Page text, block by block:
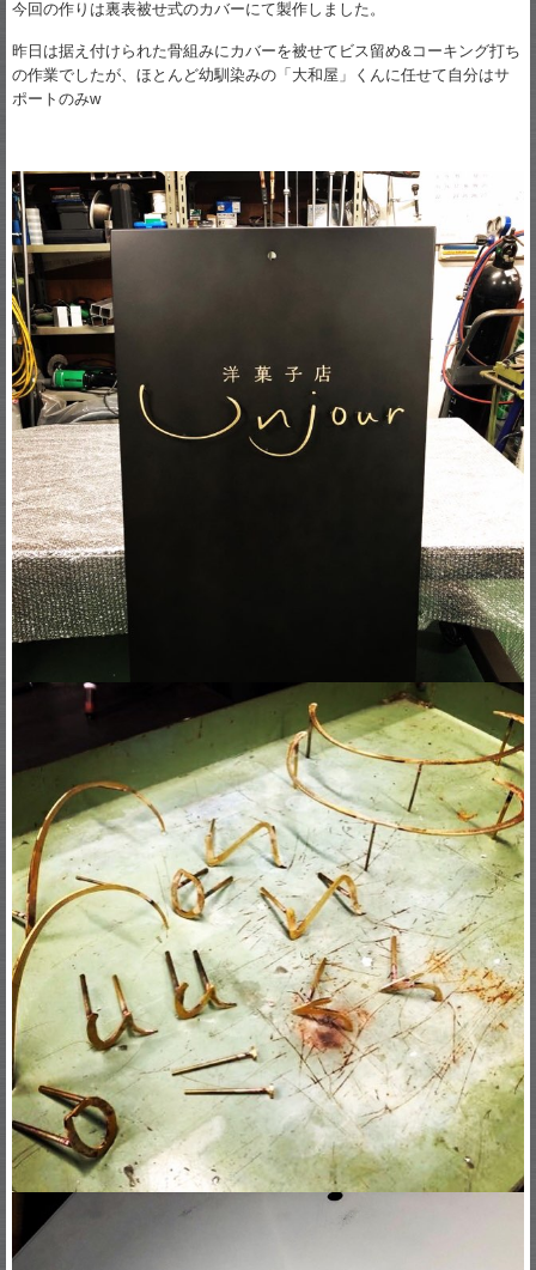
今回の作りは裏表被せ式のカバーにて製作しました。
昨日は据え付けられた骨組みにカバーを被せてビス留め&コーキング打ち
の作業でしたが、ほとんど幼馴染みの「大和屋」くんに任せて自分はサ
ポートのみw